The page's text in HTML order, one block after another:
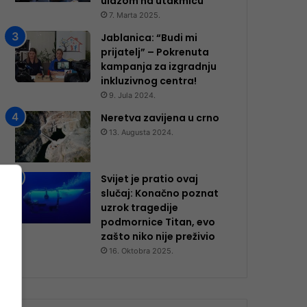
7. Marta 2025.
Jablanica: “Budi mi
prijatelj” – Pokrenuta
kampanja za izgradnju
inkluzivnog centra!
9. Jula 2024.
Neretva zavijena u crno
13. Augusta 2024.
Svijet je pratio ovaj
slučaj: Konačno poznat
uzrok tragedije
podmornice Titan, evo
zašto niko nije preživio
16. Oktobra 2025.